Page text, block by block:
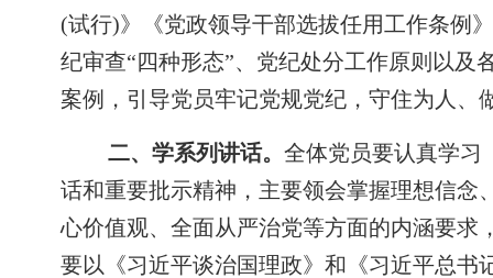
(试行)》《党政领导干部选拔任用工作条例
纪审查“四种形态”、党纪处分工作原则以
案例，引导党员牢记党规党纪，守住为人、
二、学系列讲话。 全体党员要认真学习
话和重要批示精神，主要领会掌握理想信念
心价值观、全面从严治党等方面的内涵要求
要以《习近平谈治国理政》和《习近平总书